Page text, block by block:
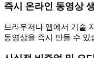
즉시 온라인 동영상
브라우저나 앱에서 기술
동영상을 즉시 만들 수 있